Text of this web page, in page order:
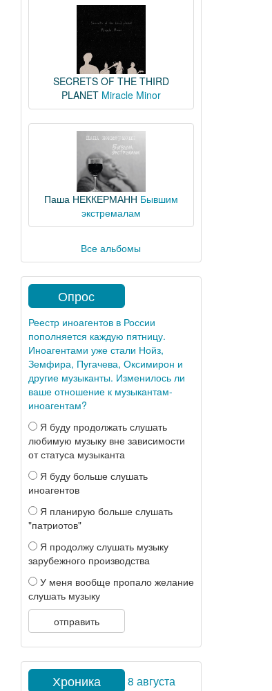
SECRETS OF THE THIRD
PLANET Miracle Minor
Паша НЕККЕРМАНН Бывшим
экстремалам
Все альбомы
Опрос
Реестр иноагентов в России
пополняется каждую пятницу.
Иноагентами уже стали Нойз,
Земфира, Пугачева, Оксимирон и
другие музыканты. Изменилось ли
ваше отношение к музыкантам-
иноагентам?
Я буду продолжать слушать
любимую музыку вне зависимости
от статуса музыканта
Я буду больше слушать
иноагентов
Я планирую больше слушать
"патриотов"
Я продолжу слушать музыку
зарубежного производства
У меня вообще пропало желание
слушать музыку
отправить
Хроника 8 августа